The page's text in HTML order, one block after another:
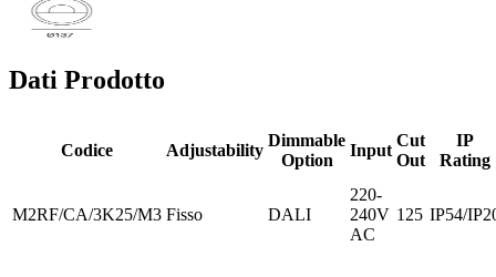
Dati Prodotto
Codice Adjustability
Dimmable
Option
Input
Cut
Out
IP
Rating
M2RF/CA/3K25/M3 Fisso DALI
220-
240V
AC
125 IP54/